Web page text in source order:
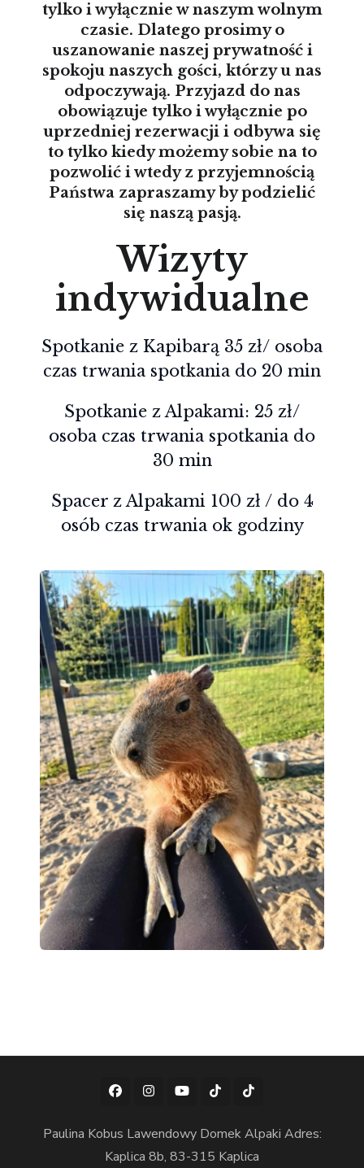
tylko i wyłącznie w naszym wolnym
czasie. Dlatego prosimy o
uszanowanie naszej prywatność i
spokoju naszych gości, którzy u nas
odpoczywają. Przyjazd do nas
obowiązuje tylko i wyłącznie po
uprzedniej rezerwacji i odbywa się
to tylko kiedy możemy sobie na to
pozwolić i wtedy z przyjemnością
Państwa zapraszamy by podzielić
się naszą pasją.
Wizyty
indywidualne
Spotkanie z Kapibarą 35 zł/ osoba
czas trwania spotkania do 20 min
Spotkanie z Alpakami: 25 zł/
osoba czas trwania spotkania do
30 min
Spacer z Alpakami 100 zł / do 4
osób czas trwania ok godziny
Paulina Kobus Lawendowy Domek Alpaki Adres:
Kaplica 8b, 83-315 Kaplica